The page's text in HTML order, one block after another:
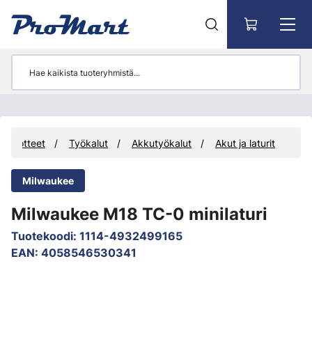
Tuotteet Työkalut Akkutyökalut Akut ja laturit
Milwaukee
Milwaukee M18 TC-0 minilaturi
Tuotekoodi: 1114-4932499165
EAN: 4058546530341